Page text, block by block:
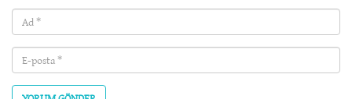
Ad
(required)
E-
posta
(required)